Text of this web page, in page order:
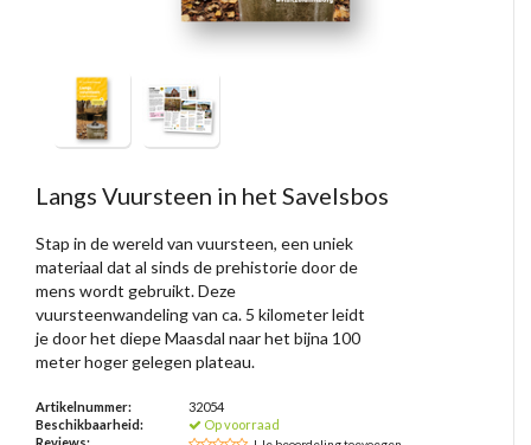
Langs Vuursteen in het Savelsbos
Stap in de wereld van vuursteen, een uniek
materiaal dat al sinds de prehistorie door de
mens wordt gebruikt. Deze
vuursteenwandeling van ca. 5 kilometer leidt
je door het diepe Maasdal naar het bijna 100
meter hoger gelegen plateau.
Artikelnummer:
32054
Beschikbaarheid:
Op voorraad